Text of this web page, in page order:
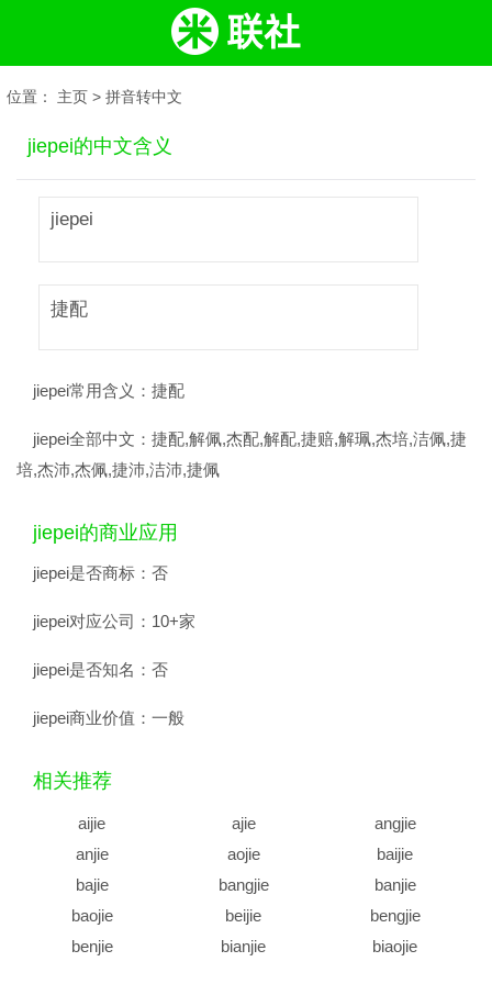
位置： 主页 > 拼音转中文
jiepei的中文含义
jiepei
捷配
jiepei常用含义： 捷配
jiepei全部中文： 捷配,解佩,杰配,解配,捷赔,解珮,杰培,洁佩,捷
培,杰沛,杰佩,捷沛,洁沛,捷佩
jiepei的商业应用
jiepei是否商标： 否
jiepei对应公司： 10+家
jiepei是否知名： 否
jiepei商业价值： 一般
相关推荐
aijie ajie
angjie
anjie
aojie
baijie
bajie
bangjie
banjie
baojie
beijie
bengjie
benjie
bianjie
biaojie